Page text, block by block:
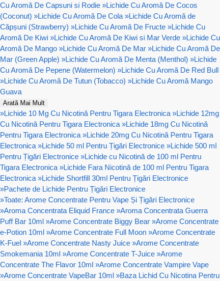
Cu Aromă De Capsuni si Rodie »Lichide Cu Aromă De Cocos
(Coconut) »Lichide Cu Aromă De Cola »Lichide Cu Aromă de
Căpșuni (Strawberry) »Lichide Cu Aromă De Fructe »Lichide Cu
Aromă De Kiwi »Lichide Cu Aromă De Kiwi si Mar Verde »Lichide Cu
Aromă De Mango »Lichide Cu Aromă De Mar »Lichide Cu Aromă De
Mar (Green Apple) »Lichide Cu Aromă De Menta (Menthol) »Lichide
Cu Aromă De Pepene (Watermelon) »Lichide Cu Aromă De Red Bull
»Lichide Cu Aromă De Tutun (Tobacco) »Lichide Cu Aromă Mango
Guava
Arată Mai Mult
»Lichide 10 Mg Cu Nicotină Pentru Tigara Electronica »Lichide 12mg
Cu Nicotină Pentru Tigara Electronica »Lichide 18mg Cu Nicotină
Pentru Tigara Electronica »Lichide 20mg Cu Nicotină Pentru Tigara
Electronica »Lichide 50 ml Pentru Țigări Electronice »Lichide 500 ml
Pentru Țigări Electronice »Lichide cu Nicotină de 100 ml Pentru
Tigara Electronica »Lichide Fara Nicotină de 100 ml Pentru Tigara
Electronica »Lichide Shortfill 30ml Pentru Țigări Electronice
»Pachete de Lichide Pentru Țigări Electronice
»Toate: Arome Concentrate Pentru Vape Și Țigări Electronice
»Aroma Concentrata Eliquid France »Aroma Concentrata Guerra
Puff Bar 10ml »Arome Concentrate Biggy Bear »Arome Concentrate
e-Potion 10ml »Arome Concentrate Full Moon »Arome Concentrate
K-Fuel »Arome Concentrate Nasty Juice »Arome Concentrate
Smokemania 10ml »Arome Concentrate T-Juice »Arome
Concentrate The Flavor 10ml »Arome Concentrate Vampire Vape
»Arome Concentrate VapeBar 10ml »Baza Lichid Cu Nicotina Pentru